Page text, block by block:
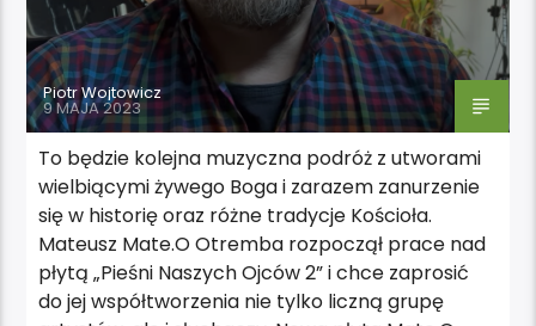
Piotr Wojtowicz
9 MAJA 2023
To będzie kolejna muzyczna podróż z utworami
wielbiącymi żywego Boga i zarazem zanurzenie
się w historię oraz różne tradycje Kościoła.
Mateusz Mate.O Otremba rozpoczął prace nad
płytą „Pieśni Naszych Ojców 2” i chce zaprosić
do jej współtworzenia nie tylko liczną grupę